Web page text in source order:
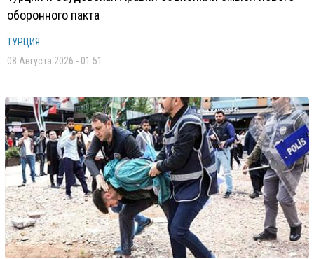
оборонного пакта
ТУРЦИЯ
08 Августа 2026 - 01:51